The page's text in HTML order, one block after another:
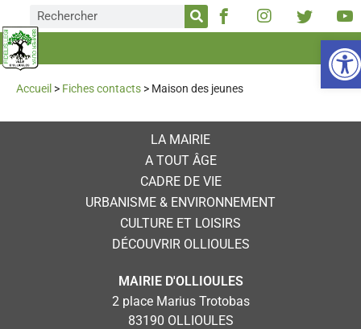
Accueil > Fiches contacts > Maison des jeunes
LA MAIRIE
A TOUT ÂGE
CADRE DE VIE
URBANISME & ENVIRONNEMENT
CULTURE ET LOISIRS
DÉCOUVRIR OLLIOULES
MAIRIE D'OLLIOULES
2 place Marius Trotobas
83190 OLLIOULES